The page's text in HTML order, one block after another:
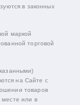
в законных
маркой
торговой
на Сайте с
товаров
месте или в